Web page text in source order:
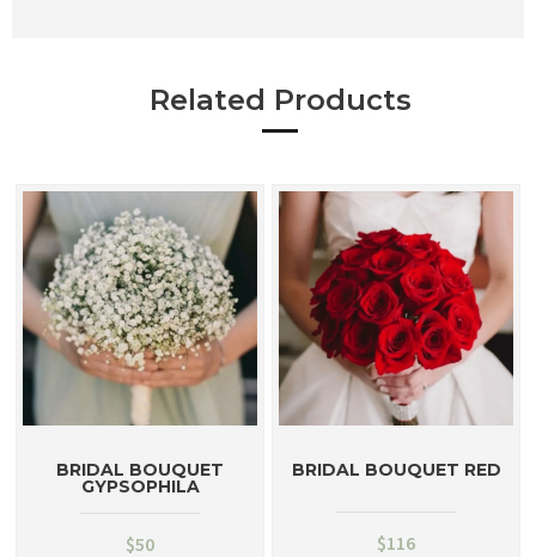
Related Products
BRIDAL BOUQUET
GYPSOPHILA
$50
BRIDAL BOUQUET RED
$116